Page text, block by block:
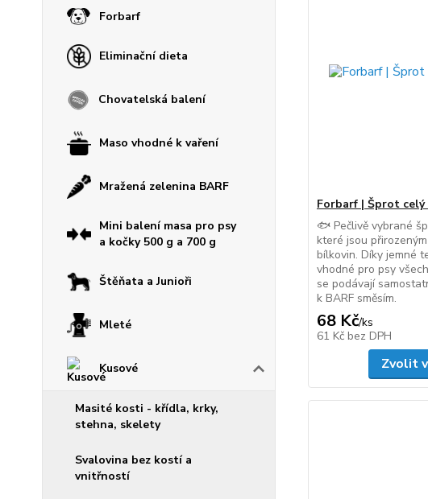
Forbarf
Eliminační dieta
Chovatelská balení
Maso vhodné k vaření
Mražená zelenina BARF
Mini balení masa pro psy
a kočky 500 g a 700 g
Štěňata a Junioři
Mleté
Kusové
Masité kosti - křídla, krky,
stehna, skelety
Svalovina bez kostí a
vnitřností
Forbarf | Šprot celý
🐟 Pečlivě vybrané
které jsou
bílkovin. Díky jemné
vhodné pro psy
se podávají
k BARF směsím.
68 Kč/ks
61 Kč bez DPH
Zvolit